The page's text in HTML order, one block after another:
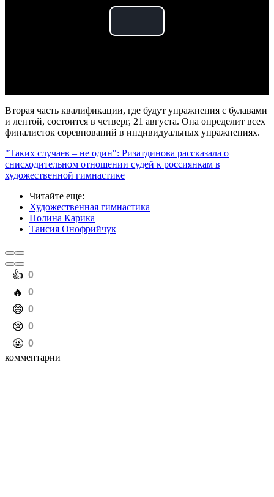
Play
Вторая часть квалификации, где будут упражнения с булавами
и лентой, состоится в четверг, 21 августа. Она определит всех
финалисток соревнований в индивидуальных упражнениях.
"Таких случаев – не один": Ризатдинова рассказала о
снисходительном отношении судей к россиянкам в
художественной гимнастике
Читайте еще:
Художественная гимнастика
Полина Карика
Таисия Онофрийчук
️👍 0
️🔥 0
️😄 0
️😢 0
️🤬 0
комментарии